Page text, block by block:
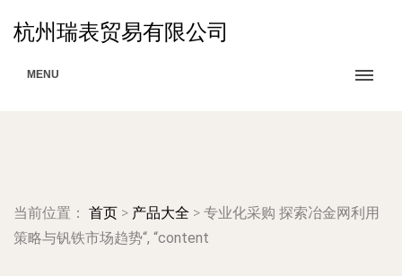
杭州瑞表贸易有限公司
MENU
当前位置： 首页 > 产品大全 > 专业化采购 探索冶金网利用
策略与钒铁市场趋势“, “content